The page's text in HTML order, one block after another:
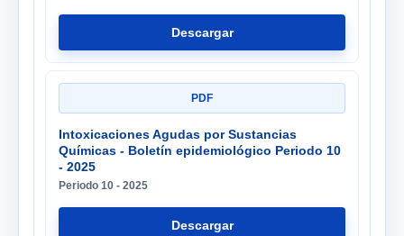
Descargar
PDF
Intoxicaciones Agudas por Sustancias
Químicas - Boletín epidemiológico Periodo 10
- 2025
Periodo 10 - 2025
Descargar